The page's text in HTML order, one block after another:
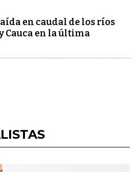
en caudal de los ríos
Cauca en la última